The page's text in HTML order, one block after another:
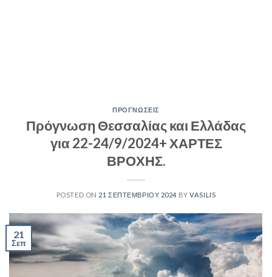
ΠΡΟΓΝΩΣΕΙΣ
Πρόγνωση Θεσσαλίας και Ελλάδας
για 22-24/9/2024+ ΧΑΡΤΕΣ
ΒΡΟΧΗΣ.
POSTED ON 21 ΣΕΠΤΕΜΒΡΊΟΥ 2024 BYVASILIS
21
Σεπ